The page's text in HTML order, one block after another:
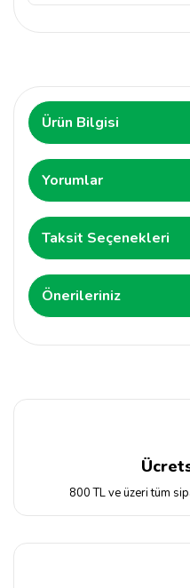
Ürün Bilgisi
Yorumlar
Taksit Seçenekleri
Önerileriniz
800 TL ve üzeri tüm